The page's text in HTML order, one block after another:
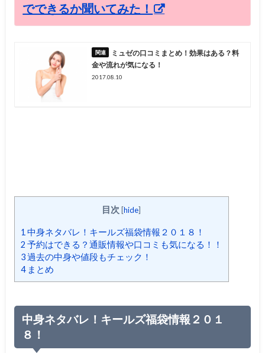
でできるか聞いてみた！
ミュゼの口コミまとめ！効果はある？料
金や流れが気になる！
2017.08.10
目次 [hide]
1 中身ネタバレ！キールズ福袋情報２０１８！
2 予約はできる？通販情報や口コミも気になる！！
3過去の中身や値段もチェック！
4まとめ
中身ネタバレ！キールズ福袋情報２０１
８！